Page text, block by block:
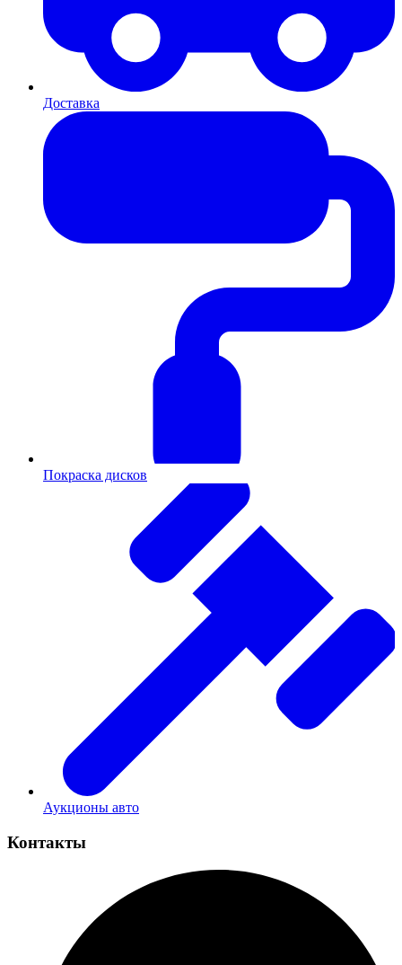
Доставка
Покраска дисков
Аукционы авто
Контакты